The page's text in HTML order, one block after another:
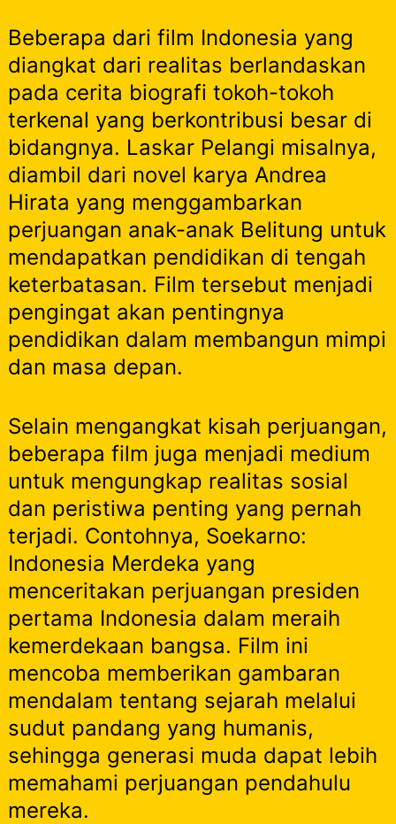
Beberapa dari film Indonesia yang
diangkat dari realitas berlandaskan
pada cerita biografi tokoh-tokoh
terkenal yang berkontribusi besar di
bidangnya. Laskar Pelangi misalnya,
diambil dari novel karya Andrea
Hirata yang menggambarkan
perjuangan anak-anak Belitung untuk
mendapatkan pendidikan di tengah
keterbatasan. Film tersebut menjadi
pengingat akan pentingnya
pendidikan dalam membangun mimpi
dan masa depan.
Selain mengangkat kisah perjuangan,
beberapa film juga menjadi medium
untuk mengungkap realitas sosial
dan peristiwa penting yang pernah
terjadi. Contohnya, Soekarno:
Indonesia Merdeka yang
menceritakan perjuangan presiden
pertama Indonesia dalam meraih
kemerdekaan bangsa. Film ini
mencoba memberikan gambaran
mendalam tentang sejarah melalui
sudut pandang yang humanis,
sehingga generasi muda dapat lebih
memahami perjuangan pendahulu
mereka.